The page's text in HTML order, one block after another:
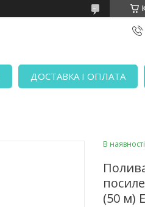
ДОСТАВКА І ОПЛАТА
В наявності
(50 м)